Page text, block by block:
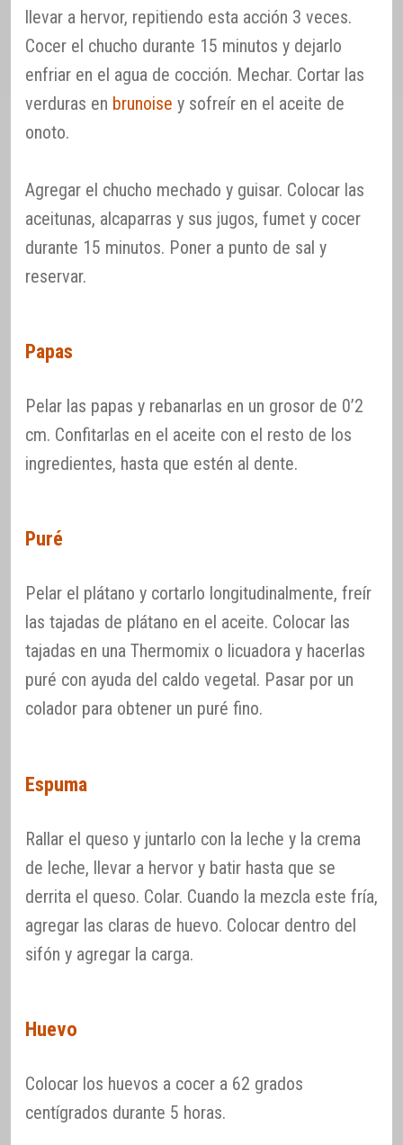
llevar a hervor, repitiendo esta acción 3 veces.
Cocer el chucho durante 15 minutos y dejarlo
enfriar en el agua de cocción. Mechar. Cortar las
verduras en brunoise y sofreír en el aceite de
onoto.
Agregar el chucho mechado y guisar. Colocar las
aceitunas, alcaparras y sus jugos, fumet y cocer
durante 15 minutos. Poner a punto de sal y
reservar.
Papas
Pelar las papas y rebanarlas en un grosor de 0’2
cm. Confitarlas en el aceite con el resto de los
ingredientes, hasta que estén al dente.
Puré
Pelar el plátano y cortarlo longitudinalmente, freír
las tajadas de plátano en el aceite. Colocar las
tajadas en una Thermomix o licuadora y hacerlas
puré con ayuda del caldo vegetal. Pasar por un
colador para obtener un puré fino.
Espuma
Rallar el queso y juntarlo con la leche y la crema
de leche, llevar a hervor y batir hasta que se
derrita el queso. Colar. Cuando la mezcla este fría,
agregar las claras de huevo. Colocar dentro del
sifón y agregar la carga.
Huevo
Colocar los huevos a cocer a 62 grados
centígrados durante 5 horas.